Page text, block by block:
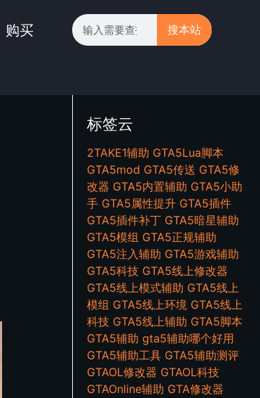
购买 搜本站
标签云
2TAKE1辅助 GTA5Lua脚本
GTA5mod GTA5传送 GTA5修
改器 GTA5内置辅助 GTA5小助
手 GTA5属性提升 GTA5插件
GTA5插件补丁 GTA5暗星辅助
GTA5模组 GTA5正规辅助
GTA5注入辅助 GTA5游戏辅助
GTA5科技 GTA5线上修改器
GTA5线上模式辅助 GTA5线上
模组 GTA5线上环境 GTA5线上
科技 GTA5线上辅助 GTA5脚本
GTA5辅助 gta5辅助哪个好用
GTA5辅助工具 GTA5辅助测评
GTAOL修改器 GTAOL科技
GTAOnline辅助 GTA修改器